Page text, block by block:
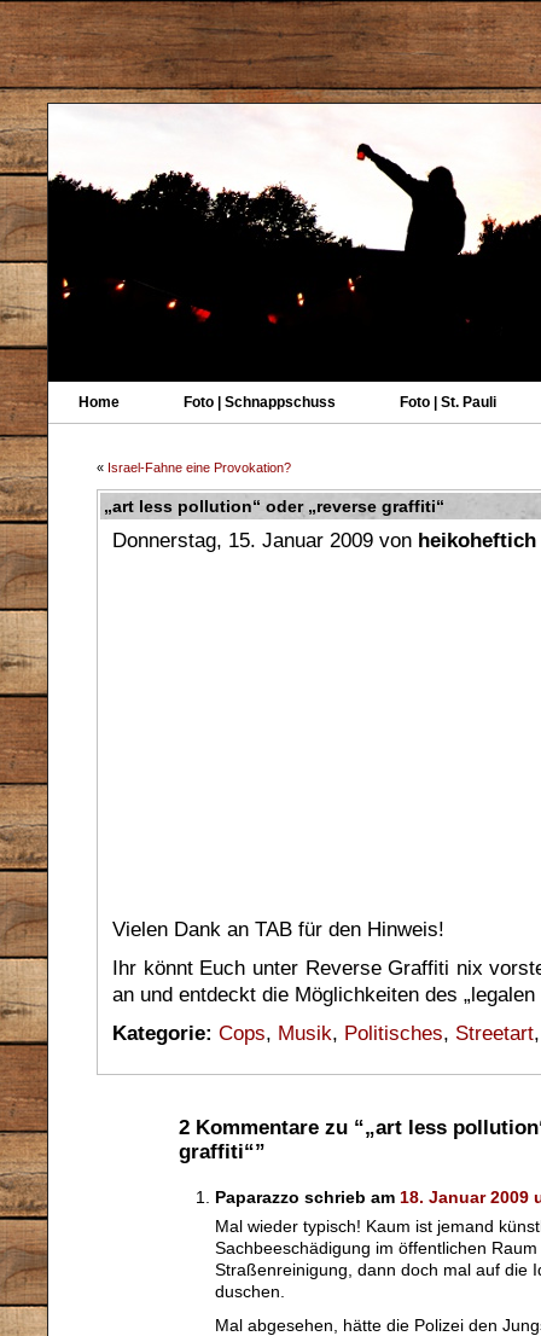
Home Foto | Schnappschuss Foto | St. Pauli
« Israel-Fahne eine Provokation?
„art less pollution“ oder „reverse graffiti“
Donnerstag, 15. Januar 2009 von heikoheftich
Vielen Dank an TAB für den Hinweis!
Ihr könnt Euch unter Reverse Graffiti nix
an und entdeckt die Möglichkeiten des
Kategorie: Cops, Musik, Politisches, Streetart
2 Kommentare zu “„art less
graffiti“”
Paparazzo schrieb am 18. Januar 2009
Mal wieder typisch! Kaum ist jemand
Sachbeeschädigung im öffentlichen
Straßenreinigung, dann doch mal auf die
duschen.
Mal abgesehen, hätte die Polizei den